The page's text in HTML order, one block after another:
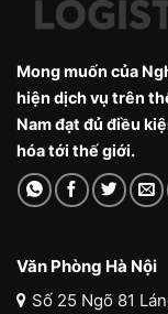
Mong muốn của
hiện dịch vụ trên
Nam đạt đủ điều
hóa tới thế giới.
Văn Phòng Hà Nội
Số 25 Ngõ 81